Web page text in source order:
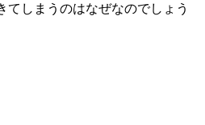
てしまうのはなぜなのでしょう